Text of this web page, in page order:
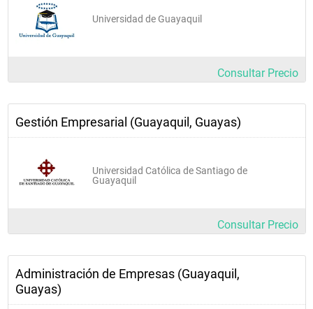
Universidad de Guayaquil
Consultar Precio
Gestión Empresarial (Guayaquil, Guayas)
Universidad Católica de Santiago de
Guayaquil
Consultar Precio
Administración de Empresas (Guayaquil,
Guayas)